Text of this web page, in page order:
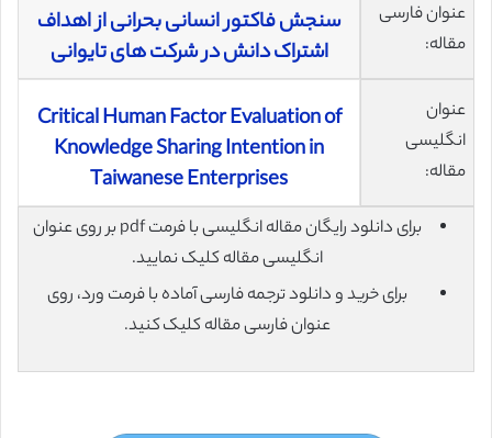
عنوان فارسی
مقاله:
سنجش فاکتور انسانی بحرانی از اهداف
اشتراک دانش در شرکت های تایوانی
عنوان
انگلیسی
مقاله:
Critical Human Factor Evaluation of
Knowledge Sharing Intention in
Taiwanese Enterprises
برای دانلود رایگان مقاله انگلیسی با فرمت pdf بر روی عنوان
انگلیسی مقاله کلیک نمایید.
برای خرید و دانلود ترجمه فارسی آماده با فرمت ورد، روی
عنوان فارسی مقاله کلیک کنید.